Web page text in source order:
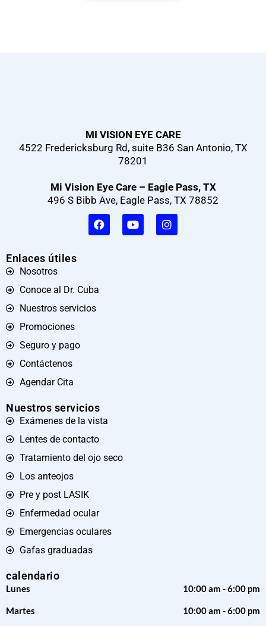
MI VISION EYE CARE
4522 Fredericksburg Rd, suite B36 San Antonio, TX
78201
Mi Vision Eye Care – Eagle Pass, TX
496 S Bibb Ave, Eagle Pass, TX 78852
Enlaces útiles
Nosotros
Conoce al Dr. Cuba
Nuestros servicios
Promociones
Seguro y pago
Contáctenos
Agendar Cita
Nuestros servicios
Exámenes de la vista
Lentes de contacto
Tratamiento del ojo seco
Los anteojos
Pre y post LASIK
Enfermedad ocular
Emergencias oculares
Gafas graduadas
calendario
Lunes 10:00 am - 6:00 pm
Martes 10:00 am - 6:00 pm